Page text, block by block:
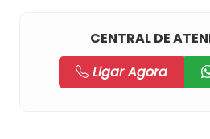
CENTRAL DE
Ligar Agora